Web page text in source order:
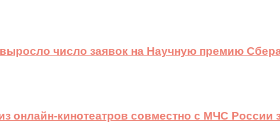
число заявок на Научную премию
онлайн-кинотеатров совместно с МЧС России